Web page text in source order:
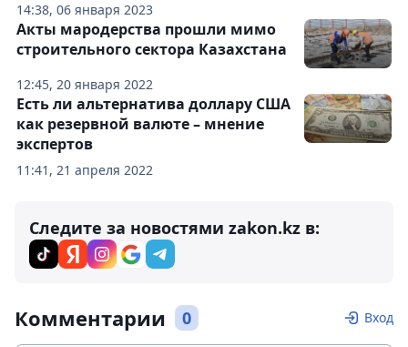
14:38, 06 января 2023
12:45, 20 января 2022
Акты мародерства прошли мимо
строительного сектора Казахстана
11:41, 21 апреля 2022
Есть ли альтернатива доллару США
как резервной валюте – мнение
экспертов
Следите за новостями zakon.kz в:
Комментарии 0 Вход